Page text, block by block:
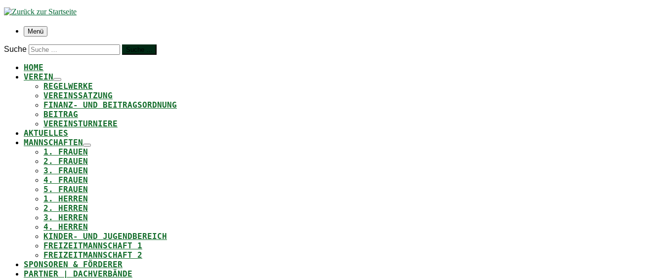
Menü
Suche Suche …
HOME
VEREIN
REGELWERKE
VEREINSSATZUNG
FINANZ- UND BEITRAGSORDNUNG
BEITRAG
VEREINSTURNIERE
AKTUELLES
MANNSCHAFTEN
1. FRAUEN
2. FRAUEN
3. FRAUEN
4. FRAUEN
5. FRAUEN
1. HERREN
2. HERREN
3. HERREN
4. HERREN
KINDER- UND JUGENDBEREICH
FREIZEITMANNSCHAFT 1
FREIZEITMANNSCHAFT 2
SPONSOREN & FÖRDERER
PARTNER | DACHVERBÄNDE